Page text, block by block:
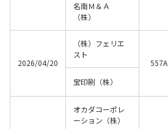
名南Ｍ＆Ａ
（株）
2026/04/20
（株）フェリエ
スト
557A
宝印刷（株）
オカダコーポレ
ーション（株）